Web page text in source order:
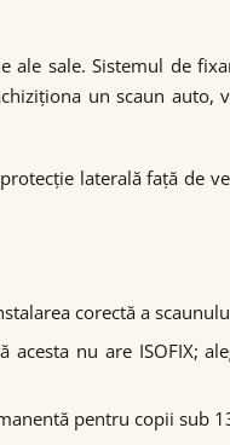
ale sale. Sistemul de
un scaun auto,
laterală față de
corectă a
nu are ISOFIX;
pentru copii sub